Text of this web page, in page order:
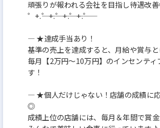
頑張りが報われる会社を目指し待遇改
゜+.――゜+.――゜+.――゜+.――゜
― ★達成手当あり！
基準の売上を達成すると、月給や賞与
毎月【2万円～10万円】のインセンティ
す！
― ★個人だけじゃない！店舗の成績に
◎
成績上位の店舗には、毎月＆年間で賞金